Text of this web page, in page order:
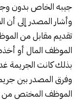
جيبه الخاص بدون
وأشار المصدر إلى أن
تقديم مقابل من
الموظف المال أو
بذلك كانت الجريمة
وفرق المصدر بين
الموظف المختص